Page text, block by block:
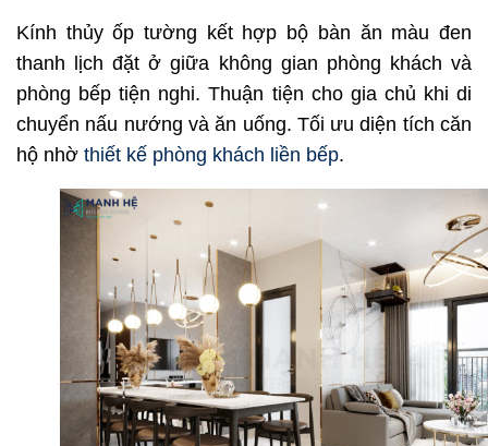
Kính thủy ốp tường kết hợp bộ bàn ăn màu đen
thanh lịch đặt ở giữa không gian phòng khách và
phòng bếp tiện nghi. Thuận tiện cho gia chủ khi di
chuyển nấu nướng và ăn uống. Tối ưu diện tích căn
hộ nhờ thiết kế phòng khách liền bếp.